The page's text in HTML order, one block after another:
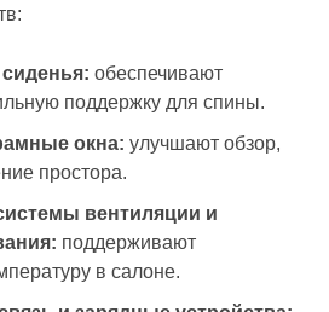
обеспечивают
поддержку для спины.
окна: улучшают обзор,
простора.
вентиляции и
поддерживают
в салоне.